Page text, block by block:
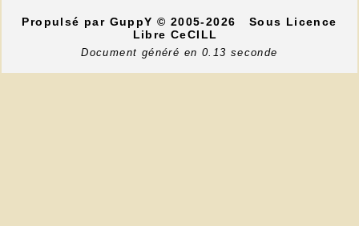
Propulsé par GuppY© 2005-2026
Sous Licence
Libre CeCILL
Document généré en 0.13 seconde